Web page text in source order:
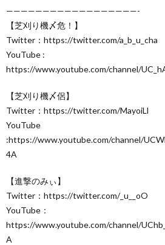
——————————————————-
【芝刈り機〆危！】
Twitter：https://twitter.com/a_b_u_cha
YouTube :
https://www.youtube.com/channel/
【芝刈り機〆侶】
Twitter：https://twitter.com/MayoiLl
YouTube
:https://www.youtube.com/channel/
4A
【進撃のみぃ】
Twitter：https://twitter.com/_u__oO
YouTube：
https://www.youtube.com/channel/
A